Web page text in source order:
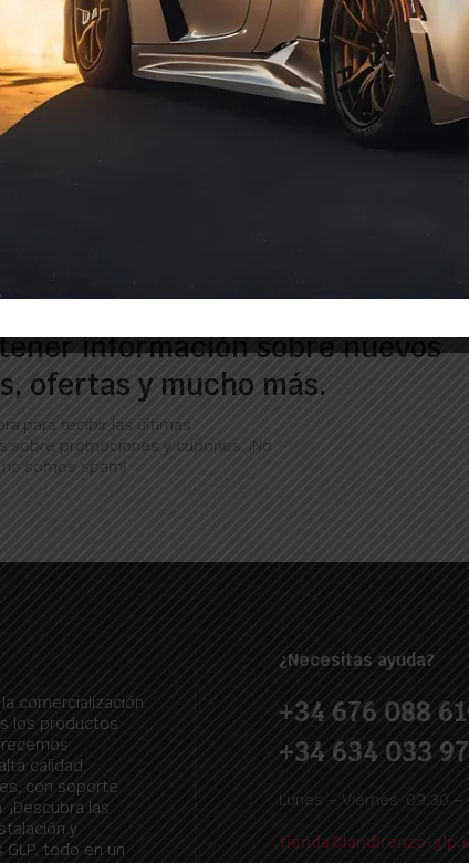
In Stock Out of stock
boletín
correos electrónicos
información sobre nuevos
ofertas y mucho más.
para recibir las últimas
sobre promociones y cupones. ¡No
somos spam!
comercialización
los productos
calidad,
con soporte
las
y
todo en un
¿Necesitas ayuda?
+34 676 088
+34 634 033
Lunes – Viernes: 09:30 –
tienda@landirenzo-